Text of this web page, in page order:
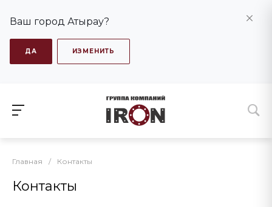
Ваш город Атырау?
ДА ИЗМЕНИТЬ
Главная / Контакты
Контакты